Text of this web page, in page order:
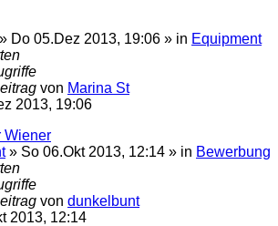
Do 05.Dez 2013, 19:06 » in Equipment
von Marina St
2013, 19:06
Wiener
» So 06.Okt 2013, 12:14 » in Bewerbung
von dunkelbunt
2013, 12:14